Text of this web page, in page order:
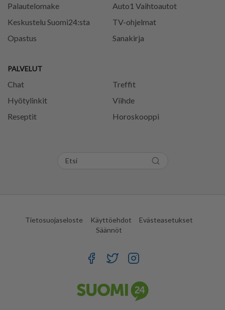
Palautelomake
Keskustelu Suomi24:sta
Opastus
PALVELUT
Chat
Treffit
Hyötylinkit
Viihde
Reseptit
Horoskooppi
Auto1 Vaihtoautot
TV-ohjelmat
Sanakirja
Tietosuojaseloste Käyttöehdot
Evästeasetukset
Säännöt